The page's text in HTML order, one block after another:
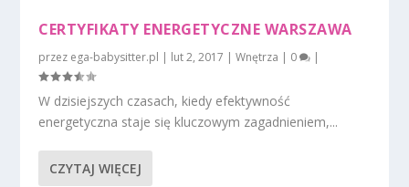
CERTYFIKATY ENERGETYCZNE WARSZAWA
przez ega-babysitter.pl | lut 2, 2017 |Wnętrza | 0 |
W dzisiejszych czasach, kiedy efektywność
energetyczna staje się kluczowym zagadnieniem,...
CZYTAJ WIĘCEJ